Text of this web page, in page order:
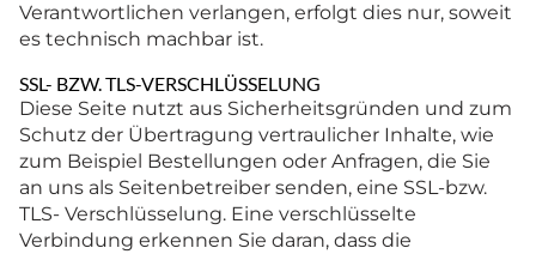
Verantwortlichen verlangen, erfolgt dies nur, soweit
es technisch machbar ist.
SSL- BZW. TLS-VERSCHLÜSSELUNG
Diese Seite nutzt aus Sicherheitsgründen und zum
Schutz der Übertragung vertraulicher Inhalte, wie
zum Beispiel Bestellungen oder Anfragen, die Sie
an uns als Seitenbetreiber senden, eine SSL-bzw.
TLS- Verschlüsselung. Eine verschlüsselte
Verbindung erkennen Sie daran, dass die